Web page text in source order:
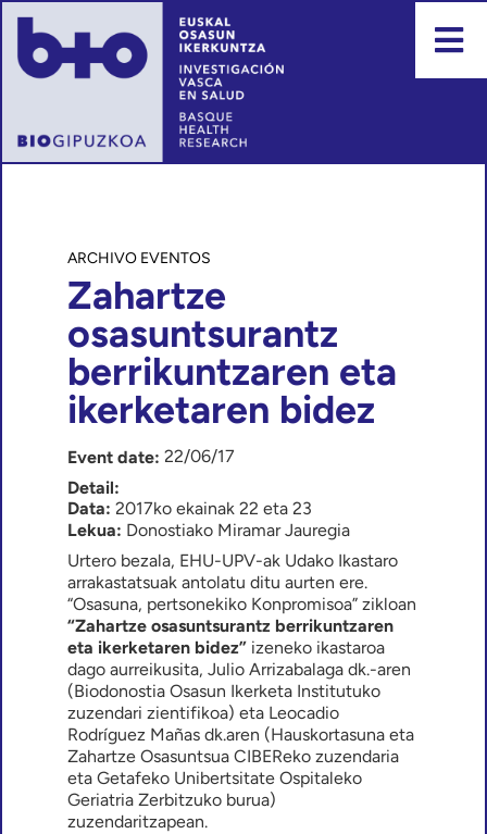
Zahartze
osasuntsurantz
berrikuntzaren eta
ikerketaren bidez
Event date: 22/06/17
Detail:
Data: 2017ko ekainak 22 eta 23
Lekua: Donostiako Miramar Jauregia
Urtero bezala, EHU-UPV-ak Udako Ikastaro
arrakastatsuak antolatu ditu aurten ere.
“Osasuna, pertsonekiko Konpromisoa” zikloan
“Zahartze osasuntsurantz berrikuntzaren
eta ikerketaren bidez” izeneko ikastaroa
dago aurreikusita, Julio Arrizabalaga dk.-aren
(Biodonostia Osasun Ikerketa Institutuko
zuzendari zientifikoa) eta Leocadio
Rodríguez Mañas dk.aren (Hauskortasuna eta
Zahartze Osasuntsua CIBEReko zuzendaria
eta Getafeko Unibertsitate Ospitaleko
Geriatria Zerbitzuko burua)
zuzendaritzapean.